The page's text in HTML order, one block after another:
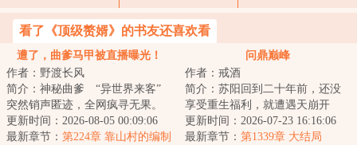
看了《顶级赘婿》的书友还喜欢看
遭了，曲爹马甲被直播曝光！
作者：野渡长风
简介：神秘曲爹 “异世界来客”
突然销声匿迹，全网疯寻无果。
&lt;br/&gt;三年后，偏僻村落里，
悠闲垂...
更新时间：2026-08-05 00:09:06
最新章节： 第224章 靠山村的编制
问鼎巅峰
作者：戒酒
简介：苏阳回到二十年前，还没
享受重生福利，就遭遇天崩开
局，卷入了一场惊天阴谋。被兄
弟背刺，被公安纪...
更新时间：2026-07-23 16:16:06
最新章节： 第1339章 大结局